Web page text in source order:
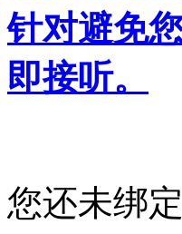
针对避免
即接听。
您还未绑